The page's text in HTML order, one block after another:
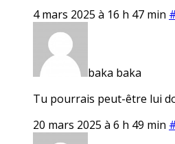
4 mars 2025 à 16 h 47 min
baka baka
Tu pourrais peut-être lui
20 mars 2025 à 6 h 49 min